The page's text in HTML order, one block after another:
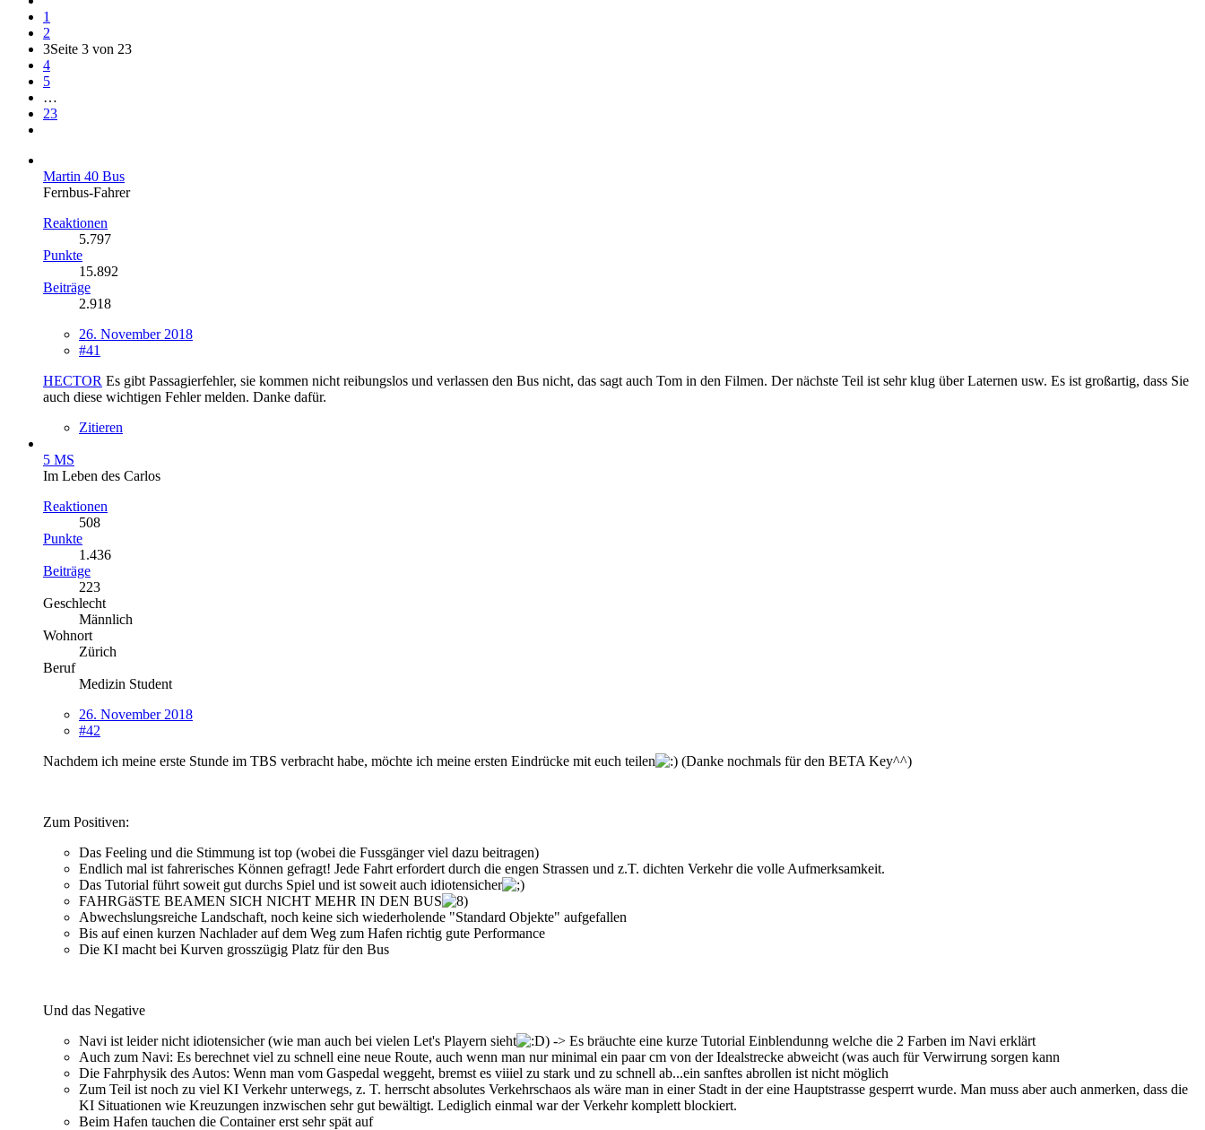
1
2
3Seite 3 von 23
4
5
…
23
Martin 40 Bus
Fernbus-Fahrer
Reaktionen
5.797
Punkte
15.892
Beiträge
2.918
26. November 2018
#41
HECTOR Es gibt Passagierfehler, sie kommen nicht reibungslos und verlassen den Bus nicht, das sagt auch Tom in den Filmen. Der nächste Teil ist sehr klug über Laternen usw. Es ist großartig, dass Sie
auch diese wichtigen Fehler melden. Danke dafür.
Zitieren
5 MS
Im Leben des Carlos
Reaktionen
508
Punkte
1.436
Beiträge
223
Geschlecht
Männlich
Wohnort
Zürich
Beruf
Medizin Student
26. November 2018
#42
Nachdem ich meine erste Stunde im TBS verbracht habe, möchte ich meine ersten Eindrücke mit euch teilen
(Danke nochmals für den BETA Key^^)
Zum Positiven:
Das Feeling und die Stimmung ist top (wobei die Fussgänger viel dazu beitragen)
Endlich mal ist fahrerisches Können gefragt! Jede Fahrt erfordert durch die engen Strassen und z.T. dichten Verkehr die volle Aufmerksamkeit.
Das Tutorial führt soweit gut durchs Spiel und ist soweit auch idiotensicher
FAHRGäSTE BEAMEN SICH NICHT MEHR IN DEN BUS
Abwechslungsreiche Landschaft, noch keine sich wiederholende "Standard Objekte" aufgefallen
Bis auf einen kurzen Nachlader auf dem Weg zum Hafen richtig gute Performance
Die KI macht bei Kurven grosszügig Platz für den Bus
Und das Negative
Navi ist leider nicht idiotensicher (wie man auch bei vielen Let's Playern sieht
) -> Es bräuchte eine kurze Tutorial Einblendunng welche die 2 Farben im Navi erklärt
Auch zum Navi: Es berechnet viel zu schnell eine neue Route, auch wenn man nur minimal ein paar cm von der Idealstrecke abweicht (was auch für Verwirrung sorgen kann
Die Fahrphysik des Autos: Wenn man vom Gaspedal weggeht, bremst es viiiel zu stark und zu schnell ab...ein sanftes abrollen ist nicht möglich
Zum Teil ist noch zu viel KI Verkehr unterwegs, z. T. herrscht absolutes Verkehrschaos als wäre man in einer Stadt in der eine Hauptstrasse gesperrt wurde. Man muss aber auch anmerken, dass die
KI Situationen wie Kreuzungen inzwischen sehr gut bewältigt. Lediglich einmal war der Verkehr komplett blockiert.
Beim Hafen tauchen die Container erst sehr spät auf